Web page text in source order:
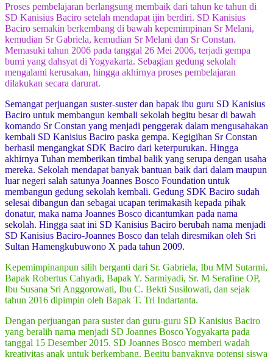
Proses pembelajaran berlangsung membaik dari tahun ke tahun di
SD Kanisius Baciro setelah mendapat ijin berdiri. SD Kanisius
Baciro semakin berkembang di bawah kepemimpinan Sr Melani,
kemudian Sr Gabriela, kemudian Sr Melani dan Sr Constan.
Memasuki tahun 2006 pada tanggal 26 Mei 2006, terjadi gempa
bumi yang dahsyat di Yogyakarta. Sebagian gedung sekolah
mengalami kerusakan, hingga akhirnya proses pembelajaran
dilakukan secara darurat.
Semangat perjuangan suster-suster dan bapak ibu guru SD Kanisius
Baciro untuk membangun kembali sekolah begitu besar di bawah
komando Sr Constan yang menjadi penggerak dalam mengusahakan
kembali SD Kanisius Baciro paska gempa. Kegigihan Sr Constan
berhasil mengangkat SDK Baciro dari keterpurukan. Hingga
akhirnya Tuhan memberikan timbal balik yang serupa dengan usaha
mereka. Sekolah mendapat banyak bantuan baik dari dalam maupun
luar negeri salah satunya Joannes Bosco Foundation untuk
membangun gedung sekolah kembali. Gedung SDK Baciro sudah
selesai dibangun dan sebagai ucapan terimakasih kepada pihak
donatur, maka nama Joannes Bosco dicantumkan pada nama
sekolah. Hingga saat ini SD Kanisius Baciro berubah nama menjadi
SD Kanisius Baciro-Joannes Bosco dan telah diresmikan oleh Sri
Sultan Hamengkubuwono X pada tahun 2009.
Kepemimpinanpun silih berganti dari Sr. Gabriela, Ibu MM Sutarmi,
Bapak Robertus Cahyadi, Bapak Y. Sarmiyadi, Sr. M Serafine OP,
Ibu Susana Sri Anggorowati, Ibu C. Bekti Susilowati, dan sejak
tahun 2016 dipimpin oleh Bapak T. Tri Indartanta.
Dengan perjuangan para suster dan guru-guru SD Kanisius Baciro
yang beralih nama menjadi SD Joannes Bosco Yogyakarta pada
tanggal 15 Desember 2015. SD Joannes Bosco memberi wadah
kreativitas anak untuk berkembang. Begitu banyaknya potensi siswa